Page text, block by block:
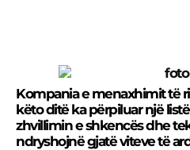
Kompania e menaxhimit të
këto ditë ka përpiluar një
zhvillimin e shkencës dhe
ndryshojnë gjatë viteve të